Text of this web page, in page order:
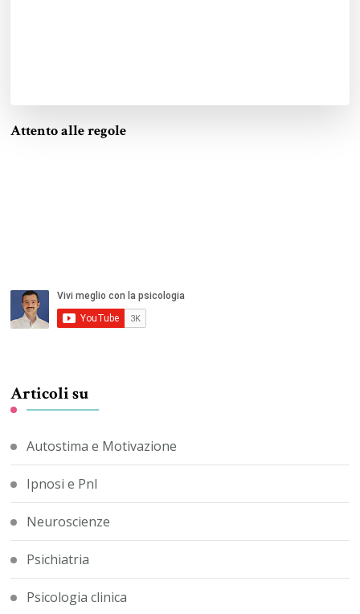
Attento alle regole
Articoli su
Autostima e Motivazione
Ipnosi e Pnl
Neuroscienze
Psichiatria
Psicologia clinica